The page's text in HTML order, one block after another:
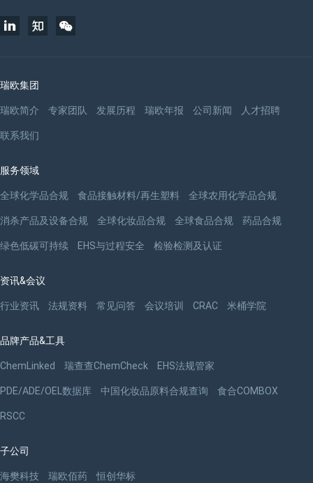
瑞欧集团
瑞欧简介 专家团队 发展历程 瑞欧年报 公司新闻 人才招聘
联系我们
服务领域
全球化学品合规 食品接触材料/再生塑料 全球农用化学品合规
消杀产品及设备合规 全球化妆品合规 全球食品合规 药品合规
绿色低碳可持续 EHS与过程安全 检验检测及认证
资讯&会议
行业资讯 法规资料 常见问答 会议培训 CRAC 米桶学院
品牌产品&工具
ChemLinked 瑞查查ChemCheck EHS法规管家
PDE/ADE/OEL数据库 中国化妆品原料合规查询 食合COMBOX
RSCC
子公司
海樊科技 瑞欧佰药 恒创华标